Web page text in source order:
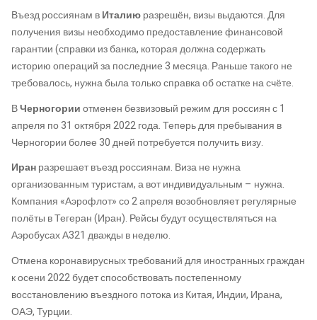
Въезд россиянам вИталиюразрешён, визы выдаются. Для
получения визы необходимо предоставление финансовой
гарантии (справки из банка, которая должна содержать
историю операций за последние 3 месяца. Раньше такого не
требовалось, нужна была только справка об остатке на счёте.
ВЧерногорииотменен безвизовый режим для россиян с 1
апреля по 31 октября 2022 года. Теперь для пребывания в
Черногории более 30 дней потребуется получить визу.
Иранразрешает въезд россиянам. Виза не нужна
организованным туристам, а вот индивидуальным – нужна.
Компания «Аэрофлот» со 2 апреля возобновляет регулярные
полёты в Тегеран (Иран). Рейсы будут осуществляться на
Аэробусах А321 дважды в неделю.
Отмена коронавирусных требований для иностранных граждан
к осени 2022 будет способствовать постепенному
восстановлению въездного потока из Китая, Индии, Ирана,
ОАЭ, Турции.